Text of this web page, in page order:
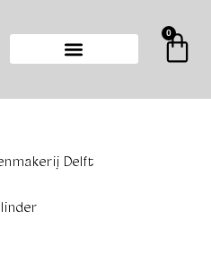
0
Delft